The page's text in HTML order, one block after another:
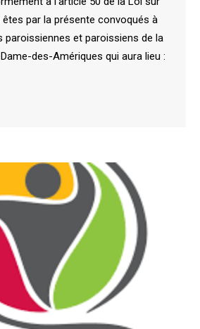
par la présente convoqués à
paroissiennes et paroissiens de la
des-Amériques qui aura lieu :